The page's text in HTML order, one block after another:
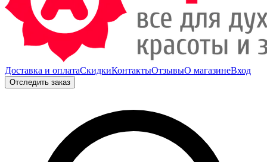
Доставка и оплатаСкидкиКонтактыОтзывыО магазинеВход
Отследить заказ